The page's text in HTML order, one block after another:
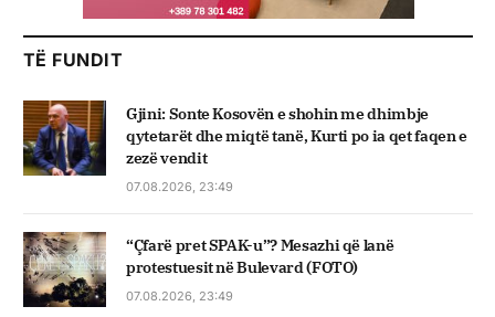
TË FUNDIT
Gjini: Sonte Kosovën e shohin me dhimbje
qytetarët dhe miqtë tanë, Kurti po ia qet faqen e
zezë vendit
07.08.2026, 23:49
“Çfarë pret SPAK-u”? Mesazhi që lanë
protestuesit në Bulevard (FOTO)
07.08.2026, 23:49